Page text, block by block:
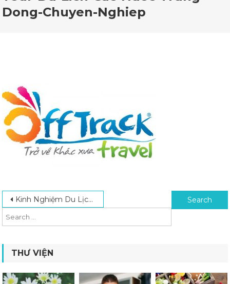
Dong-Chuyen-Nghiep
Post navigation
Kinh Nghiệm Du Lịch Trung Đông An Toàn Và Tiết Kiệm Chi Phí Search for:
THƯ VIỆN